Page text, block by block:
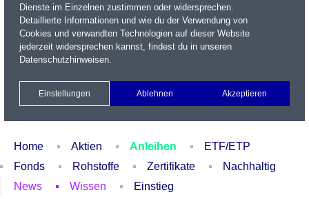
Name / WKN / ISIN / Kürzel
Xetra Realtime
Watchlist Portfolio Login
Home Aktien Anleihen
ETF/ETP
Fonds
Rohstoffe Zertifikate
Nachhaltig
News
Wissen Einstieg
Dienste im Einzelnen zustimmen oder widersprechen.
Detaillierte Informationen und wie du der Verwendung von
Cookies und verwandten Technologien auf dieser Website
jederzeit widersprechen kannst, findest du in unseren
Datenschutzhinweisen.
Einstellungen Ablehnen Akzeptieren